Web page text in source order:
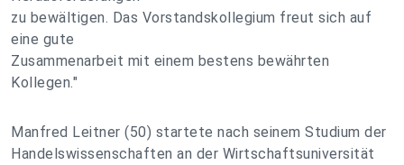
zu bewältigen. Das Vorstandskollegium freut sich auf
eine gute
Zusammenarbeit mit einem bestens bewährten
Kollegen."
Manfred Leitner (50) startete nach seinem Studium der
Handelswissenschaften an der Wirtschaftsuniversität